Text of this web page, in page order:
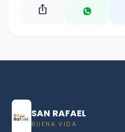
ios_share
SAN RAFAEL
BUENA VIDA